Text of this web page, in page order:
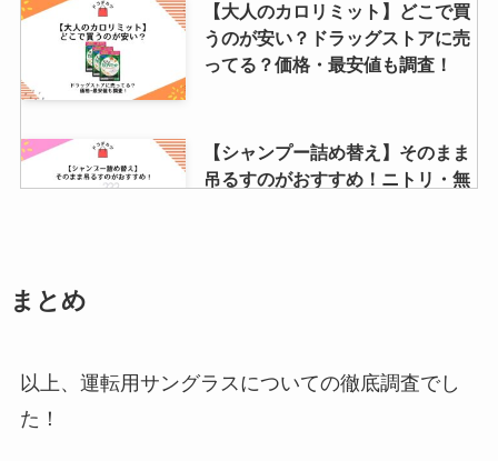
【大人のカロリミット】どこで買
うのが安い？ドラッグストアに売
ってる？価格・最安値も調査！
【シャンプー詰め替え】そのまま
吊るすのがおすすめ！ニトリ・無
まとめ
以上、運転用サングラスについての徹底調査でし
た！